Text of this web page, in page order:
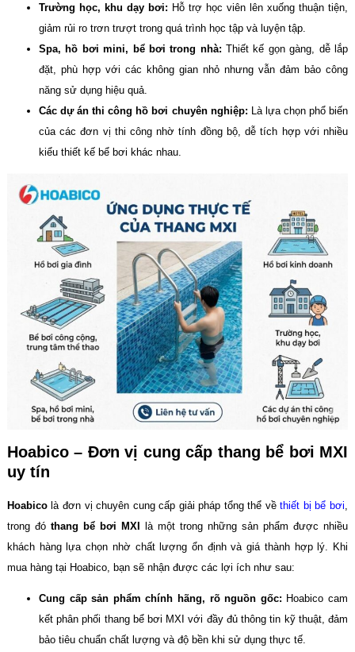
Trường học, khu dạy bơi: Hỗ trợ học viên lên xuống thuận tiện,
giảm rủi ro trơn trượt trong quá trình học tập và luyện tập.
Spa, hồ bơi mini, bể bơi trong nhà: Thiết kế gọn gàng, dễ lắp
đặt, phù hợp với các không gian nhỏ nhưng vẫn đảm bảo công
năng sử dụng hiệu quả.
Các dự án thi công hồ bơi chuyên nghiệp: Là lựa chọn phổ biến
của các đơn vị thi công nhờ tính đồng bộ, dễ tích hợp với nhiều
kiểu thiết kế bể bơi khác nhau.
Hoabico – Đơn vị cung cấp thang bể bơi MXI
uy tín
Hoabicolà đơn vị chuyên cung cấp giải pháp tổng thể vềthiết bị bể bơi,
trong đó thang bể bơi MXI
là một trong những sản phẩm được nhiều
khách hàng lựa chọn nhờ chất lượng ổn định và giá thành hợp lý. Khi
mua hàng tại Hoabico, bạn sẽ nhận được các lợi ích như sau:
Cung cấp sản phẩm chính hãng, rõ nguồn gốc: Hoabico cam
kết phân phối thang bể bơi MXI với đầy đủ thông tin kỹ thuật, đảm
bảo tiêu chuẩn chất lượng và độ bền khi sử dụng thực tế.